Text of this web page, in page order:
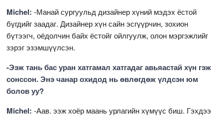
Michel:-Манай сургуульд дизайнер хүний мэдэх ёстой
бүгдийг заадаг. Дизайнер хүн сайн эсгүүрчин, зохион
бүтээгч, оёдолчин байх ёстойг ойлгуулж, олон мэргэжлийг
зэрэг эзэмшүүлсэн.
-Ээж тань бас уран хатгамал хатгадаг авьяастай хүн гэж
сонссон. Энэ чанар охидод нь өвлөгдөж үлдсэн юм
болов уу?
Michel:-Аав. ээж хоёр маань урлагийн хүмүүс биш. Гэхдээ